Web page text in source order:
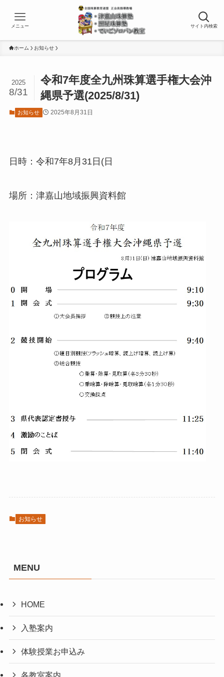
サイト内検索
メニュー
ホーム お知らせ
令和7年度全九州珠算選手権大会沖
縄県予選(2025/8/31)
2025
8/31
お知らせ 2025年8月31日
日時：令和7年8月31日(日
場所：津嘉山地域振興資料館
お知らせ
MENU
HOME
入塾案内
体験授業お申込み